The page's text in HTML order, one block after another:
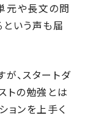
元や長文の問
いう声も届
、スタートダ
トの勉強とは
ョンを上手く